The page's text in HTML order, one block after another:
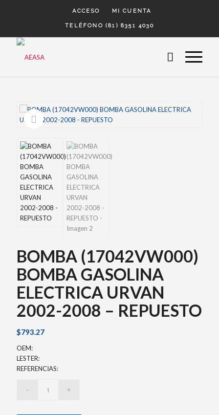
ACCESO MI CUENTA
TELÉFONO (81) 8351 4030
BOMBA (17042VW000)
BOMBA GASOLINA
ELECTRICA URVAN
2002-2008 – REPUESTO
$793.27
OEM:
LESTER:
REFERENCIAS: